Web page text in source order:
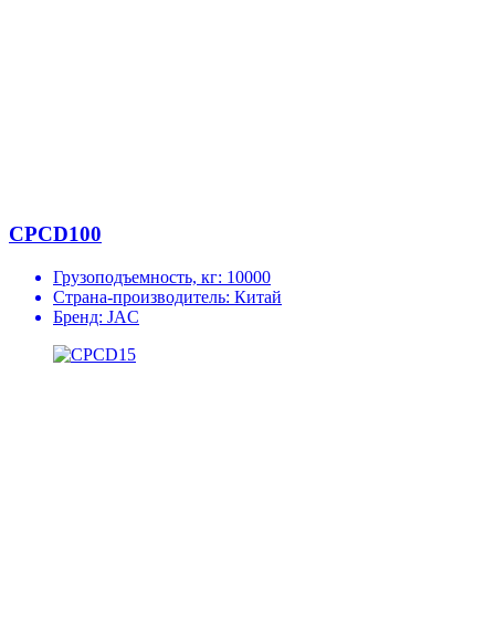
CPCD100
Грузоподъемность, кг: 10000
Страна-производитель: Китай
Бренд: JAC